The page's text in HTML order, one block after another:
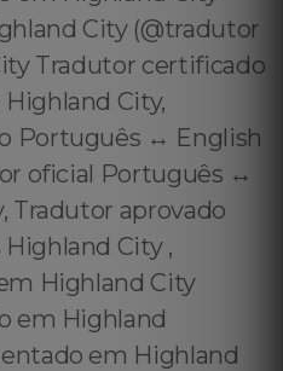
City (@tradutor
Tradutor certificado
City,
Português ↔️ English
oficial Português ↔️
Tradutor aprovado
City ,
Highland City
em Highland
em Highland